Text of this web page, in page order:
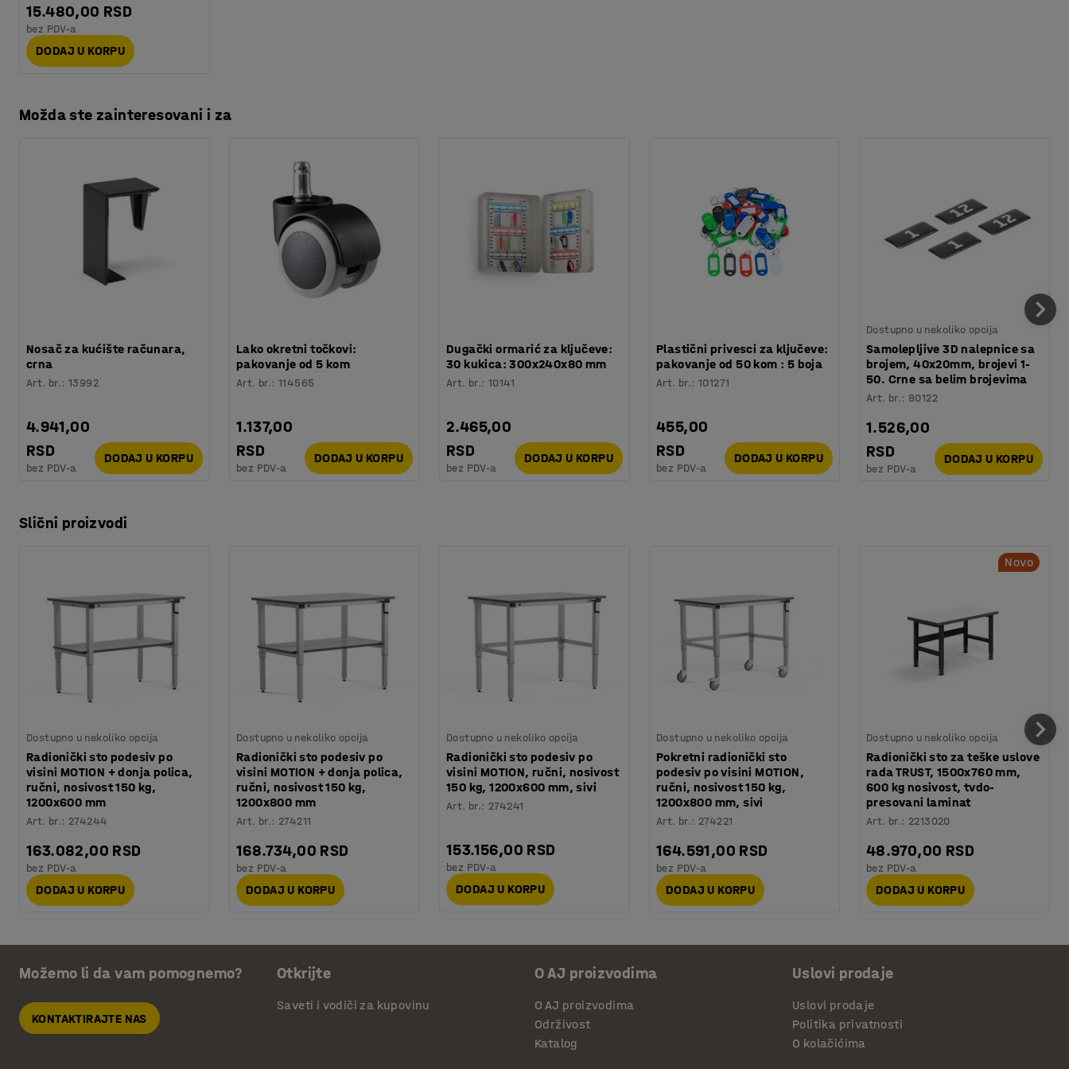
15.480,00 RSD
bez PDV-a
DODAJ U KORPU
Možda ste zainteresovani i za
Nosač za kućište računara,
crna
Art. br.:13992
4.941,00
RSD
bez PDV-a
DODAJ U KORPU
Lako okretni točkovi:
pakovanje od 5 kom
Art. br.:114565
1.137,00
RSD
bez PDV-a
DODAJ U KORPU
Dugački ormarić za ključeve:
30 kukica: 300x240x80 mm
Art. br.:10141
2.465,00
RSD
bez PDV-a
DODAJ U KORPU
Plastični privesci za ključeve:
pakovanje od 50 kom : 5 boja
Art. br.:101271
455,00
RSD
bez PDV-a
DODAJ U KORPU
Dostupno u nekoliko opcija
Samolepljive 3D nalepnice sa
brojem, 40x20mm, brojevi 1-
50. Crne sa belim brojevima
Art. br.: 80122
1.526,00
RSD
bez PDV-a
DODAJ U KORPU
Slični proizvodi
Dostupno u nekoliko opcija
Radionički sto podesiv po
visini MOTION + donja polica,
ručni, nosivost 150 kg,
1200x600 mm
Art. br.: 274244
163.082,00 RSD
bez PDV-a
DODAJ U KORPU
Dostupno u nekoliko opcija
Radionički sto podesiv po
visini MOTION + donja polica,
ručni, nosivost 150 kg,
1200x800 mm
Art. br.: 274211
168.734,00 RSD
bez PDV-a
DODAJ U KORPU
Dostupno u nekoliko opcija
Radionički sto podesiv po
visini MOTION, ručni, nosivost
150 kg, 1200x600 mm, sivi
Art. br.: 274241
153.156,00 RSD
bez PDV-a
DODAJ U KORPU
Dostupno u nekoliko opcija
Pokretni radionički sto
podesiv po visini MOTION,
ručni, nosivost 150 kg,
1200x800 mm, sivi
Art. br.: 274221
164.591,00 RSD
bez PDV-a
DODAJ U KORPU
Novo
Dostupno u nekoliko opcija
Radionički sto za teške uslove
rada TRUST, 1500x760 mm,
600 kg nosivost, tvdo-
presovani laminat
Art. br.: 2213020
48.970,00 RSD
bez PDV-a
DODAJ U KORPU
Možemo li da vam pomognemo?
KONTAKTIRAJTE NAS
Otkrijte
Saveti i vodiči za kupovinu
O AJ proizvodima
O AJ proizvodima
Održivost
Katalog
Uslovi prodaje
Uslovi prodaje
Politika privatnosti
O kolačićima